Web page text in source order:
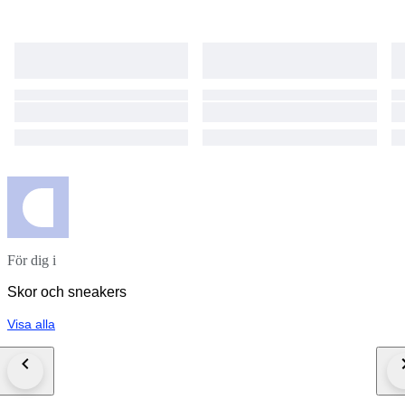
För dig i
Skor och sneakers
Visa alla